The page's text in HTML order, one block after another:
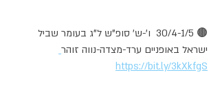
🟤 30/4-1/5  ו'-ש' סופ"ש ל"ג בעומר שביל
ישראל באופניים ערד-מצדה-נווה זוהר
https://bit.ly/3kXkfgS